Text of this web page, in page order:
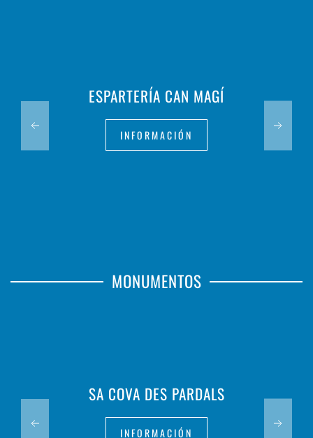
ESPARTERÍA CAN MAGÍ
INFORMACIÓN
MONUMENTOS
SA COVA DES PARDALS
INFORMACIÓN